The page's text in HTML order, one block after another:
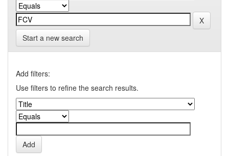
Start a new search
Add filters:
Use filters to refine the search results.